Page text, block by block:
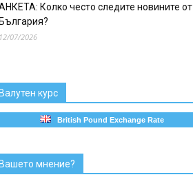
Колко често следите новините от
07/2026
курс
British Pound Exchange Rate
мнение?